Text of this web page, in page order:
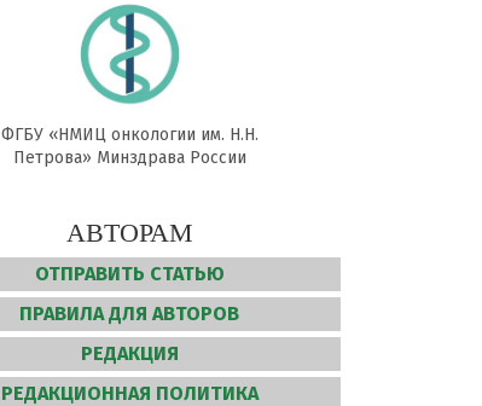
ФГБУ «НМИЦ онкологии им. Н.Н.
Петрова» Минздрава России
АВТОРАМ
ОТПРАВИТЬ СТАТЬЮ
ПРАВИЛА ДЛЯ АВТОРОВ
РЕДАКЦИЯ
РЕДАКЦИОННАЯ ПОЛИТИКА